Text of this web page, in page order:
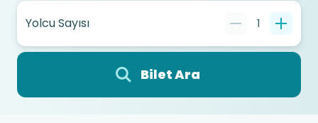
Yolcu Sayısı 1
Bilet Ara